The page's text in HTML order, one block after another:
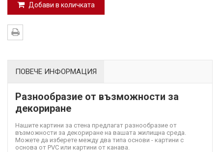
Добави в количката
ПОВЕЧЕ ИНФОРМАЦИЯ
Разнообразие от възможности за
декориране
Нашите картини за стена предлагат разнообразие от
възможности за декориране на вашата жилищна среда.
Можете да изберете между два типа основи - картини с
основа от PVC или картини от канава.